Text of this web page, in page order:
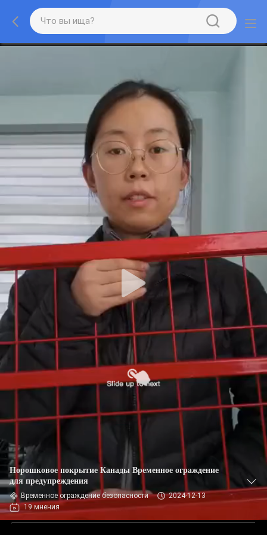
Порошковое покрытие Канады Временное ограждение
для предупреждения
Временное ограждение безопасности
2024-12-13
19 мнения